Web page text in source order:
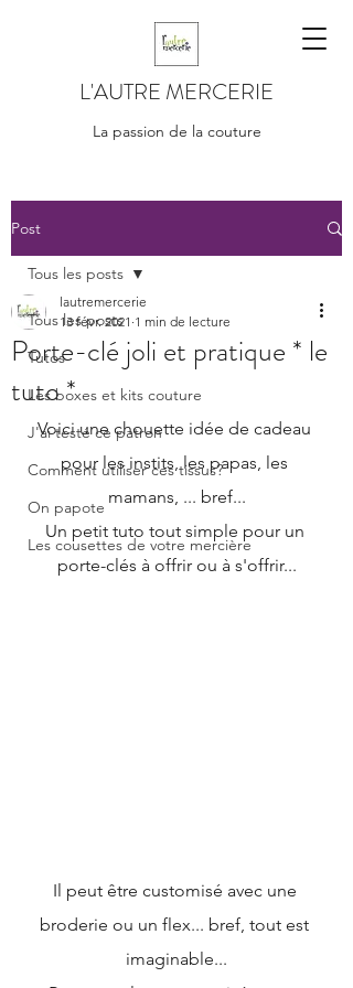
L'AUTRE MERCERIE
La passion de la couture
Post
Tous les posts
Tutos
Les boxes et kits couture
J'ai testé ce patron
Comment utiliser ces tissus?
On papote
Les cousettes de votre mercière
Tous les posts
Porte-clé joli et pratique * le
tuto *
lautremercerie
13 févr. 2021 1 min de lecture
Voici une chouette idée de cadeau
pour les instits, les papas, les
mamans, ... bref...
Un petit tuto tout simple pour un
porte-clés à offrir ou à s'offrir...
Il peut être customisé avec une
broderie ou un flex... bref, tout est
imaginable...